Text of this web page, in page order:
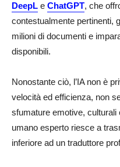
DeepL e ChatGPT, che
contestualmente pertinenti,
milioni di documenti e
disponibili.
Nonostante ciò, l’IA non è
velocità ed efficienza, non
sfumature emotive,
umano esperto riesce a
inferiore ad un traduttore